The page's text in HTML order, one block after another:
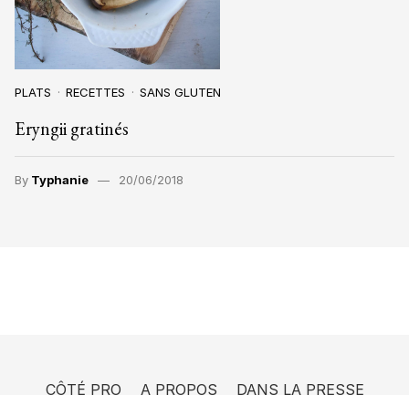
PLATS RECETTES SANS GLUTEN
Eryngii gratinés
By Typhanie 20/06/2018
CÔTÉ PRO A PROPOS DANS LA PRESSE